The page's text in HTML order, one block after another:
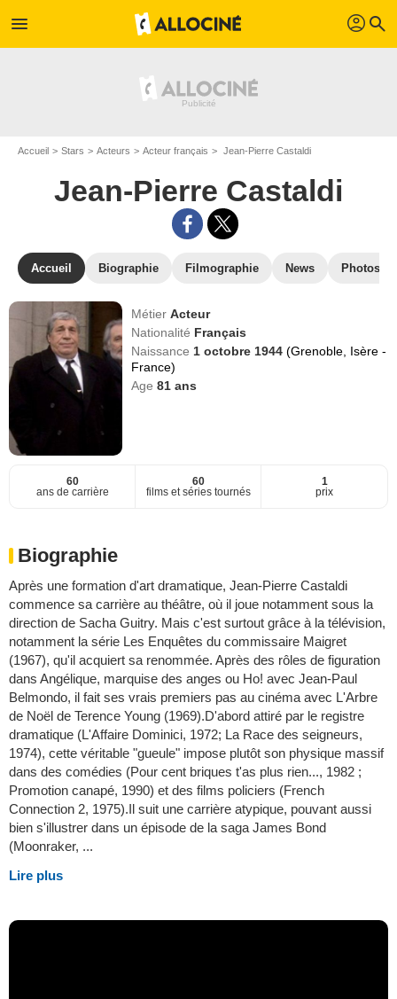
menu profil search
Accueil Stars Acteurs Acteur français Jean-Pierre Castaldi
Jean-Pierre Castaldi
Accueil Biographie Filmographie News Photos
MétierActeur
Nationalité Français
Naissance 1 octobre 1944(Grenoble, Isère -
France)
Age81 ans
60
ans de carrière
60
films et séries tournés
1
prix
Biographie
Après une formation d'art dramatique, Jean-Pierre Castaldi
commence sa carrière au théâtre, où il joue notamment sous la
direction de Sacha Guitry. Mais c'est surtout grâce à la télévision,
notamment la série Les Enquêtes du commissaire Maigret
(1967), qu'il acquiert sa renommée. Après des rôles de figuration
dans Angélique, marquise des anges ou Ho! avec Jean-Paul
Belmondo, il fait ses vrais premiers pas au cinéma avec L'Arbre
de Noël de Terence Young (1969).D'abord attiré par le registre
dramatique (L'Affaire Dominici, 1972; La Race des seigneurs,
1974), cette véritable "gueule" impose plutôt son physique massif
dans des comédies (Pour cent briques t'as plus rien..., 1982 ;
Promotion canapé, 1990) et des films policiers (French
Connection 2, 1975).Il suit une carrière atypique, pouvant aussi
bien s'illustrer dans un épisode de la saga James Bond
(Moonraker, ...
Lire plus